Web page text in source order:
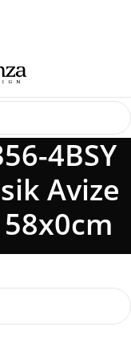
3 Taksit Fırsatı
4BSY
Avize